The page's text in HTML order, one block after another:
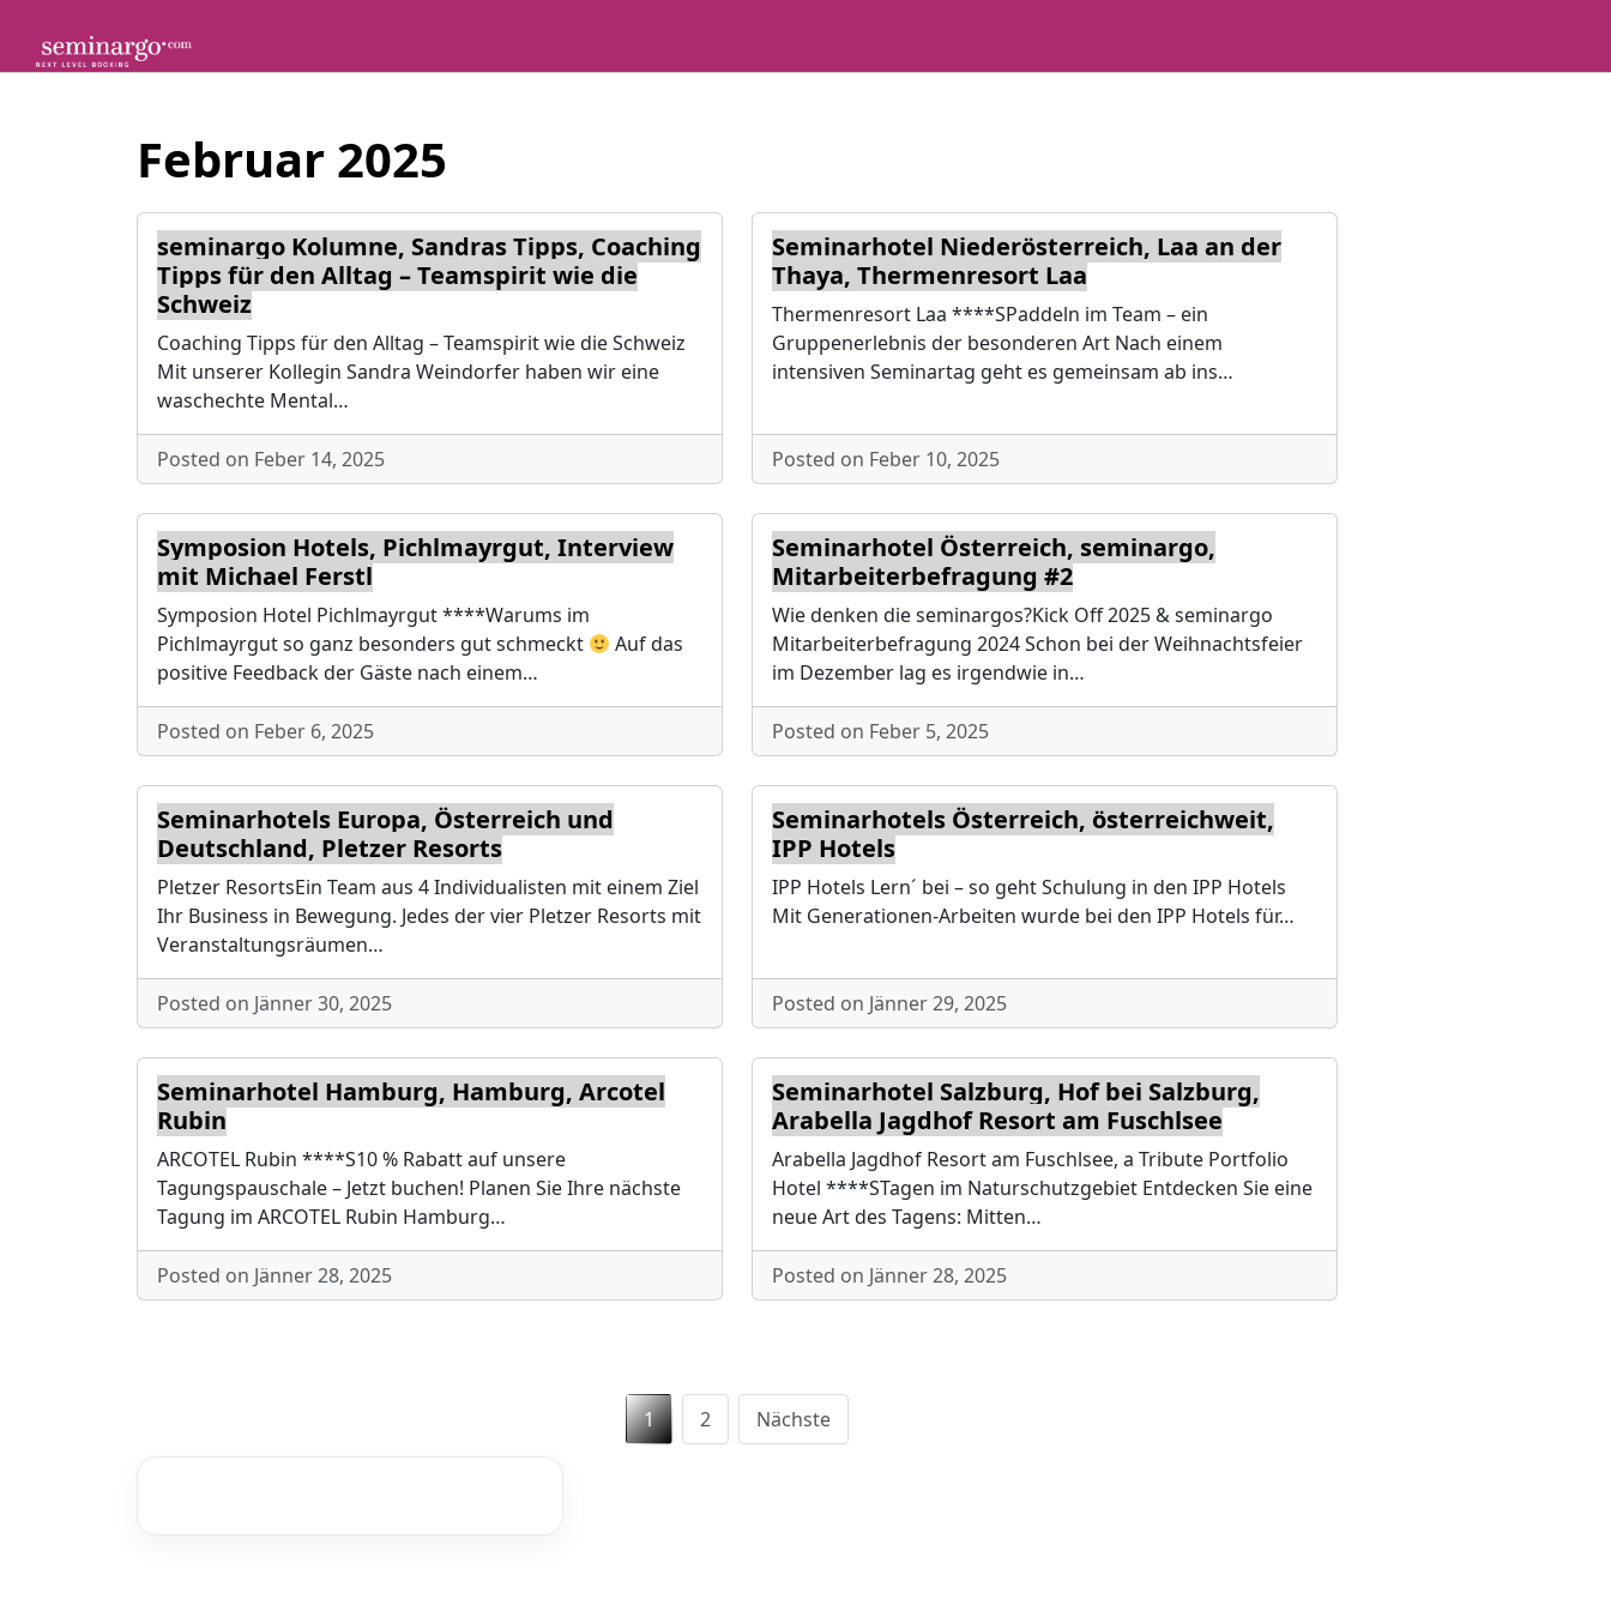
content
Februar 2025
seminargo Kolumne, Sandras Tipps, Coaching
Tipps für den Alltag – Teamspirit wie die
Schweiz
Coaching Tipps für den Alltag – Teamspirit wie die Schweiz
Mit unserer Kollegin Sandra Weindorfer haben wir eine
waschechte Mental…
Posted on Feber 14, 2025
Seminarhotel Niederösterreich, Laa an der
Thaya, Thermenresort Laa
Thermenresort Laa ****SPaddeln im Team – ein
Gruppenerlebnis der besonderen Art Nach einem
intensiven Seminartag geht es gemeinsam ab ins…
Posted on Feber 10, 2025
Symposion Hotels, Pichlmayrgut, Interview
mit Michael Ferstl
Symposion Hotel Pichlmayrgut ****Warums im
Pichlmayrgut so ganz besonders gut schmeckt
Auf das
positive Feedback der Gäste nach einem…
Posted on Feber 6, 2025
Seminarhotel Österreich, seminargo,
Mitarbeiterbefragung #2
Wie denken die seminargos?Kick Off 2025 & seminargo
Mitarbeiterbefragung 2024 Schon bei der Weihnachtsfeier
im Dezember lag es irgendwie in…
Posted on Feber 5, 2025
Seminarhotels Europa, Österreich und
Deutschland, Pletzer Resorts
Pletzer ResortsEin Team aus 4 Individualisten mit einem Ziel
Ihr Business in Bewegung. Jedes der vier Pletzer Resorts mit
Veranstaltungsräumen…
Posted on Jänner 30, 2025
Seminarhotels Österreich, österreichweit,
IPP Hotels
IPP Hotels Lern´ bei – so geht Schulung in den IPP Hotels
Mit Generationen-Arbeiten wurde bei den IPP Hotels für…
Posted on Jänner 29, 2025
Seminarhotel Hamburg, Hamburg, Arcotel
Rubin
ARCOTEL Rubin ****S10 % Rabatt auf unsere
Tagungspauschale – Jetzt buchen! Planen Sie Ihre nächste
Tagung im ARCOTEL Rubin Hamburg…
Posted on Jänner 28, 2025
Seminarhotel Salzburg, Hof bei Salzburg,
Arabella Jagdhof Resort am Fuschlsee
Arabella Jagdhof Resort am Fuschlsee, a Tribute Portfolio
Hotel ****STagen im Naturschutzgebiet Entdecken Sie eine
neue Art des Tagens: Mitten…
Posted on Jänner 28, 2025
Seitennummerierung
der
1 2 Nächste